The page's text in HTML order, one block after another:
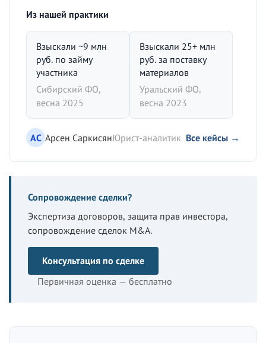
Из нашей практики
Взыскали ~9 млн
руб. по займу
участника
Сибирский ФО,
весна 2025
Взыскали 25+ млн
руб. за поставку
материалов
Уральский ФО,
весна 2023
АС Арсен СаркисянЮрист-аналитик Все кейсы →
Сопровождение сделки?
Экспертиза договоров, защита прав инвестора,
сопровождение сделок M&A.
Консультация по сделке
Первичная оценка — бесплатно